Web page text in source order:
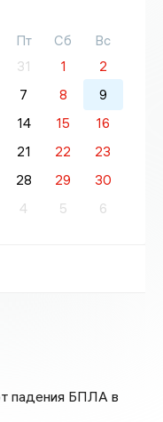
Пт Сб
Вс
31 1
2
7 8
9
14 15
16
21 22
23
28 29
30
4 5 6
падения БПЛА в